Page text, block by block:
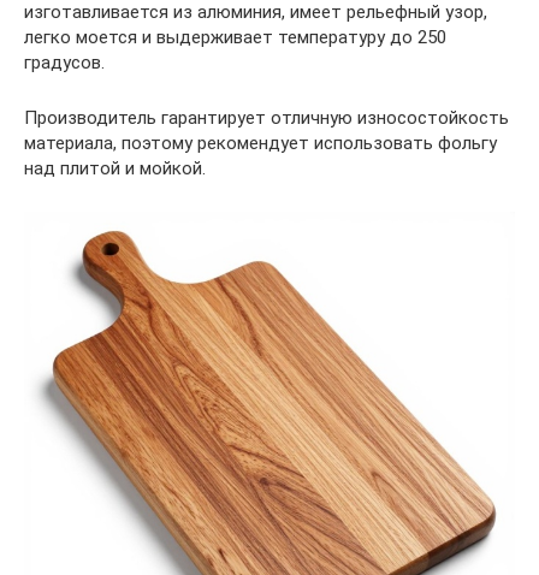
изготавливается из алюминия, имеет рельефный узор,
легко моется и выдерживает температуру до 250
градусов.
Производитель гарантирует отличную износостойкость
материала, поэтому рекомендует использовать фольгу
над плитой и мойкой.